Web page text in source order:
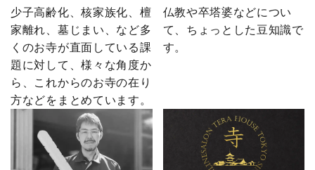
疑問をわかりやすく解説
しながら、 住職・寺院向
けの有益な情報や やじ社
長の日常まで発信中！▶
@sotoubaya140 ご相談は
DM・公式LINEからお気
軽にどうぞ📩 #やじ社長 #
卒塔婆 #卒塔婆屋さん #日
の出町 婿社長
年｜卒塔婆専門メーカー
東京・日の出町を拠点
に、全国6,000以上のお寺
とお取引する、 お寺のこ
しながら、 住職・寺院向
けの有益な情報や やじ社
長の日常まで発信中！▶
@sotoubaya140 ご相談は
少子高齢化、核家族化、檀
家離れ、墓じまい、など多
くのお寺が直面している課
題に対して、様々な角度か
ら、これからのお寺の在り
方などをまとめています。
仏教や卒塔婆などについ
て、ちょっとした豆知識で
す。